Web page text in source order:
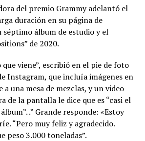
del premio Grammy adelantó el
duración en su página de
séptimo álbum de estudio y el
de 2020.
que viene”, escribió en el pie de foto
Instagram, que incluía imágenes en
una mesa de mezclas, y un video
de la pantalla le dice que es “casi el
.” Grande responde: «Estoy
“Pero muy feliz y agradecido.
peso 3.000 toneladas”.